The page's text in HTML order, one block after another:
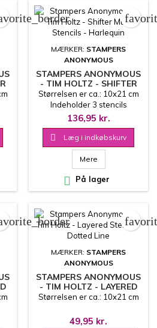
MÆRKER: STAMPERS
ANONYMOUS
STAMPERS ANONYMOUS
- TIM HOLTZ - SHIFTER
MULTI STENCILS -
HARLEQUIN
Størrelsen er ca.: 10x21 cm
Indeholder 3 stencils
136,95 kr.
 Læg i indkøbskurv
Mere
 På lager
MÆRKER: STAMPERS
ANONYMOUS
STAMPERS ANONYMOUS
- TIM HOLTZ - LAYERED
STENCIL - DOTTED LINE
Størrelsen er ca.: 10x21 cm
49,95 kr.